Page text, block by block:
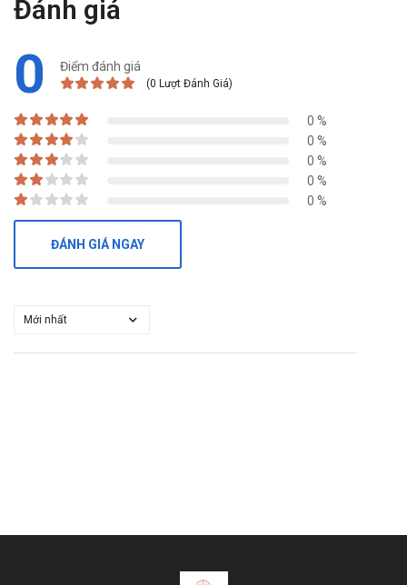
Đánh giá
0 Điểm đánh giá
(0 Lượt Đánh Giá)
0 %
0 %
0 %
0 %
0 %
ĐÁNH GIÁ NGAY